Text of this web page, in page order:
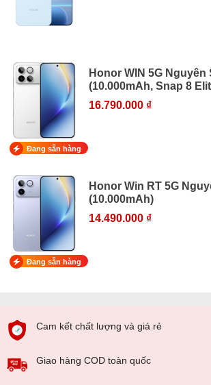
Honor WIN 5G Nguyên
(10.000mAh, Snap 8
16.790.000 ₫
Đang sẵn hàng
Honor Win RT 5G
(10.000mAh)
14.490.000 ₫
Đang sẵn hàng
Cam kết chất lượng và giá rẻ
Giao hàng COD toàn quốc